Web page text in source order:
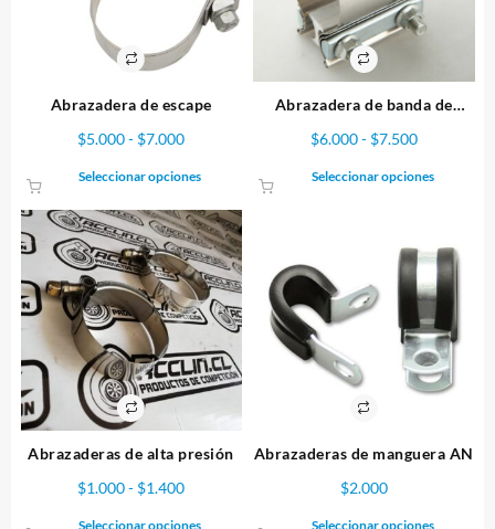
Abrazadera de escape
$5.000- $7.000Rango
precios:
desde
$5.000
hasta
$7.000
Seleccionar opciones
tiene
múltiples
variantes.
Las
opciones
pueden
elegir
página
Abrazadera de banda de
escape
$6.000- $7.500Rango
precios:
hasta
$7.500
Seleccionar opciones
variantes.
se
pueden
elegir
página
Abrazaderas de alta presión
$1.000- $1.400Rango
Seleccionar opciones
Abrazaderas de manguera AN
$2.000
Seleccionar opciones